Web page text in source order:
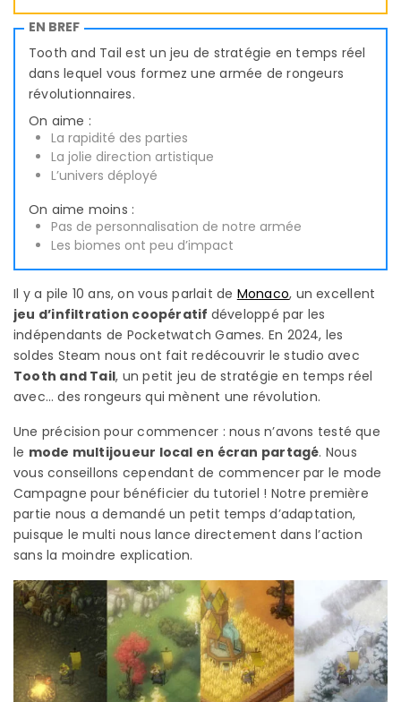
EN BREF
Tooth and Tail est un jeu de stratégie en temps réel
dans lequel vous formez une armée de rongeurs
révolutionnaires.
On aime :
La rapidité des parties
La jolie direction artistique
L’univers déployé
On aime moins :
Pas de personnalisation de notre armée
Les biomes ont peu d’impact
Il y a pile 10 ans, on vous parlait de Monaco, un excellent
jeu d’infiltration coopératif développé par les
indépendants de Pocketwatch Games. En 2024, les
soldes Steam nous ont fait redécouvrir le studio avec
Tooth and Tail, un petit jeu de stratégie en temps réel
avec… des rongeurs qui mènent une révolution.
Une précision pour commencer : nous n’avons testé que
le mode multijoueur local en écran partagé. Nous
vous conseillons cependant de commencer par le mode
Campagne pour bénéficier du tutoriel ! Notre première
partie nous a demandé un petit temps d’adaptation,
puisque le multi nous lance directement dans l’action
sans la moindre explication.